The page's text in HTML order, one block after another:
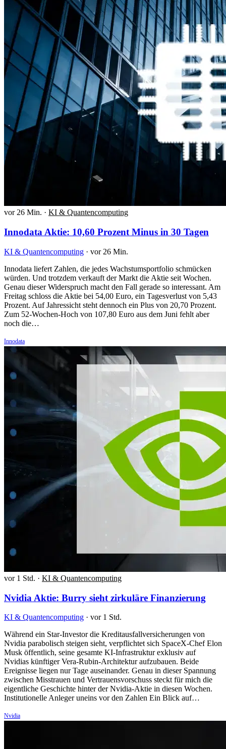
vor 26 Min. · KI & Quantencomputing
Innodata Aktie: 10,60 Prozent Minus in 30 Tagen
KI & Quantencomputing · vor 26 Min.
Innodata liefert Zahlen, die jedes Wachstumsportfolio schmücken
würden. Und trotzdem verkauft der Markt die Aktie seit Wochen.
Genau dieser Widerspruch macht den Fall gerade so interessant. Am
Freitag schloss die Aktie bei 54,00 Euro, ein Tagesverlust von 5,43
Prozent. Auf Jahressicht steht dennoch ein Plus von 20,70 Prozent.
Zum 52-Wochen-Hoch von 107,80 Euro aus dem Juni fehlt aber
noch die…
Innodata
vor 1 Std. · KI & Quantencomputing
Nvidia Aktie: Burry sieht zirkuläre Finanzierung
KI & Quantencomputing · vor 1 Std.
Während ein Star-Investor die Kreditausfallversicherungen von
Nvidia parabolisch steigen sieht, verpflichtet sich SpaceX-Chef Elon
Musk öffentlich, seine gesamte KI-Infrastruktur exklusiv auf
Nvidias künftiger Vera-Rubin-Architektur aufzubauen. Beide
Ereignisse liegen nur Tage auseinander. Genau in dieser Spannung
zwischen Misstrauen und Vertrauensvorschuss steckt für mich die
eigentliche Geschichte hinter der Nvidia-Aktie in diesen Wochen.
Institutionelle Anleger uneins vor den Zahlen Ein Blick auf…
Nvidia